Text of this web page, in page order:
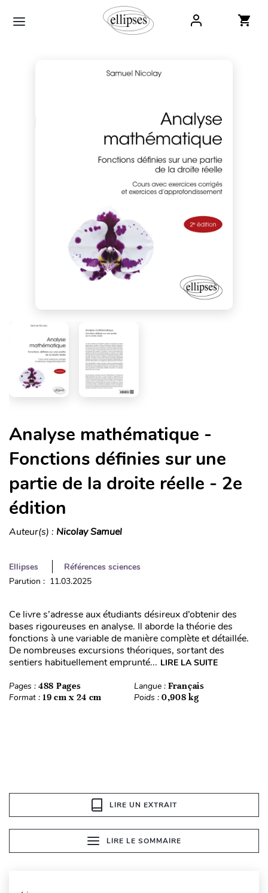
Analyse mathématique -
Fonctions définies sur une
partie de la droite réelle - 2e
édition
Auteur(s) : Nicolay Samuel
Ellipses
Références sciences
Parution : 11.03.2025
Ce livre s’adresse aux étudiants désireux d’obtenir des
bases rigoureuses en analyse. Il aborde la théorie des
fonctions à une variable de manière complète et détaillée.
De nombreuses excursions théoriques, sortant des
sentiers habituellement emprunté... LIRE LA SUITE
Pages : 488 Pages Langue : Français
Format : 19 cm x 24 cm Poids : 0,908 kg
LIRE UN EXTRAIT
LIRE LE SOMMAIRE